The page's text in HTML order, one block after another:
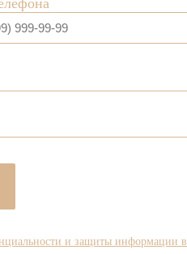
и защиты информации в